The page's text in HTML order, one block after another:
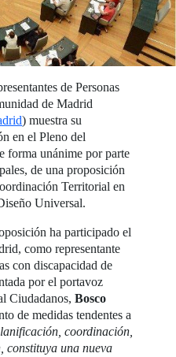
de Personas
de Madrid
) muestra su
en el Pleno del
forma unánime por parte
de una proposición
Territorial en
Universal.
ha participado el
como representante
con discapacidad de
por el portavoz
Ciudadanos,Bosco
de medidas tendentes a
coordinación,
constituya una nueva